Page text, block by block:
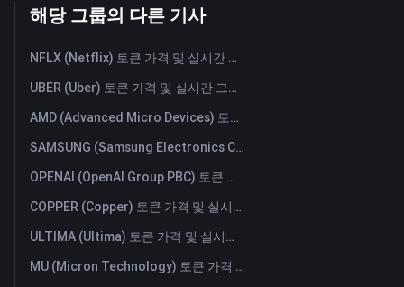
해당 그룹의 다른 기사
NFLX (Netflix) 토큰 가격 및 실시간 그래프
UBER (Uber) 토큰 가격 및 실시간 그래프
AMD (Advanced Micro Devices) 토큰 가격 및 실시간 그래프
SAMSUNG (Samsung Electronics Co., Ltd) 토큰 가격 및 실시간 그래프
OPENAI (OpenAI Group PBC) 토큰 가격 및 실시간 그래프
COPPER (Copper) 토큰 가격 및 실시간 그래프
ULTIMA (Ultima) 토큰 가격 및 실시간 그래프
MU (Micron Technology) 토큰 가격 및 실시간 그래프